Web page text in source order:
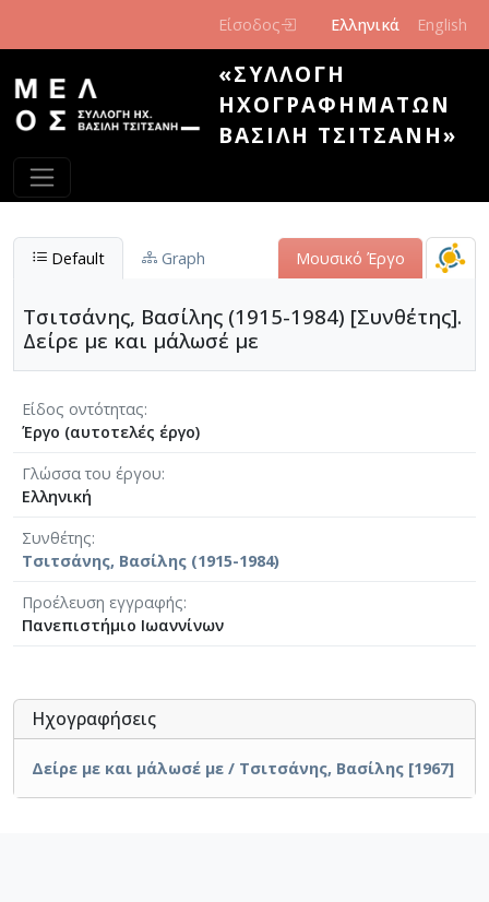
Είσοδος Ελληνικά English
«ΣΥΛΛΟΓΉ
ΗΧΟΓΡΑΦΗΜΆΤΩΝ
ΒΑΣΊΛΗ ΤΣΙΤΣΆΝΗ»
Default Graph Μουσικό Έργο
Τσιτσάνης, Βασίλης (1915-1984) [Συνθέτης].
Δείρε με και μάλωσέ με
Είδος οντότητας
Έργο (αυτοτελές έργο)
Γλώσσα του έργου
Ελληνική
Συνθέτης
Τσιτσάνης, Βασίλης (1915-1984)
Προέλευση εγγραφής
Πανεπιστήμιο Ιωαννίνων
Ηχογραφήσεις
Δείρε με και μάλωσέ με / Τσιτσάνης, Βασίλης [1967]